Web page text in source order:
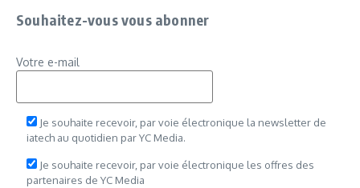
Souhaitez-vous vous abonner
Votre e-mail
Je souhaite recevoir, par voie électronique la newsletter de
iatech au quotidien par YC Media.
Je souhaite recevoir, par voie électronique les offres des
partenaires de YC Media